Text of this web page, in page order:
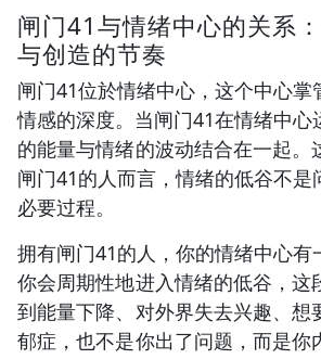
闸门41与情绪中心的关系
与创造的节奏
闸门41位於情绪中心，这个中心掌
情感的深度。当闸门41在情绪中心
的能量与情绪的波动结合在一起。
闸门41的人而言，情绪的低谷不是
必要过程。
拥有闸门41的人，你的情绪中心有
你会周期性地进入情绪的低谷，这
到能量下降、对外界失去兴趣、想
郁症，也不是你出了问题，而是你